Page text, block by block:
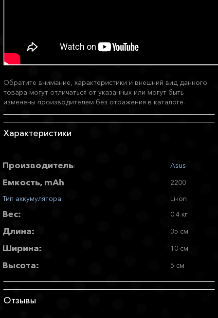
Обратите внимание, характеристики и внешний вид данного
товара могут отличаться от указанных или могут быть
изменены производителем без отражения в каталоге.
Характеристики
Производитель: Asus
Емкость, mAh:
2200
Тип аккумулятора: Li-ion
Вес: 0.4 кг
Длина: 35 см
Ширина: 10 см
Высота: 5 см
Отзывы